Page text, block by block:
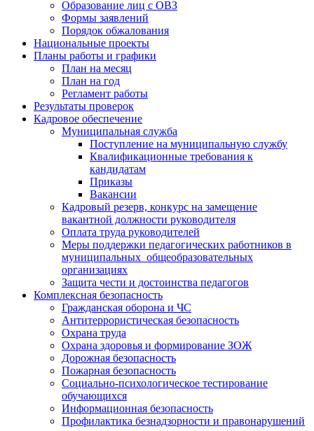
Образование лиц с ОВЗ
Формы заявлений
Порядок обжалования
Национальные проекты
Планы работы и графики
План на месяц
План на год
Регламент работы
Результаты проверок
Кадровое обеспечение
Муниципальная служба
Поступление на муниципальную службу
Квалификационные требования к
кандидатам
Приказы
Вакансии
Кадровый резерв, конкурс на замещение
вакантной должности руководителя
Оплата труда руководителей
Меры поддержки педагогических работников в
муниципальных общеобразовательных
организациях
Защита чести и достоинства педагогов
Комплексная безопасность
Гражданская оборона и ЧС
Антитеррористическая безопасность
Охрана труда
Охрана здоровья и формирование ЗОЖ
Дорожная безопасность
Пожарная безопасность
Социально-психологическое тестирование
обучающихся
Информационная безопасность
Профилактика безнадзорности и правонарушений